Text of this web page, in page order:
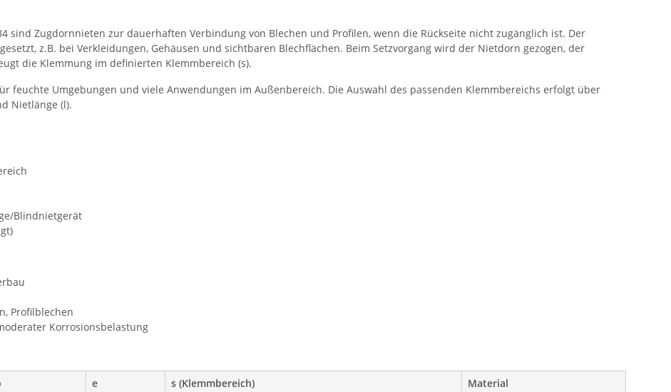
sind Zugdornnieten zur dauerhaften Verbindung von Blechen und Profilen, wenn die Rückseite nicht zugänglich ist. Der
z.B. bei Verkleidungen, Gehäusen und sichtbaren Blechflächen. Beim Setzvorgang wird der Nietdorn gezogen, der
die Klemmung im definierten Klemmbereich (s).
feuchte Umgebungen und viele Anwendungen im Außenbereich. Die Auswahl des passenden Klemmbereichs erfolgt über
Nietlänge (l).
Blindnietgerät
Profilblechen
Korrosionsbelastung
e s (Klemmbereich)
Material